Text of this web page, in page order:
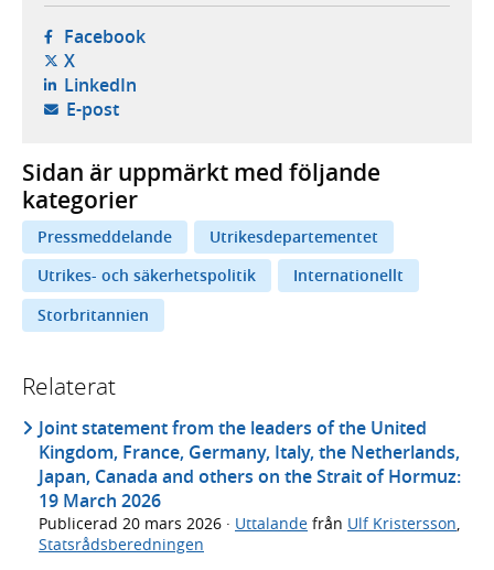
Facebook- öppnas i ny flik, extern webbplats,
X- öppnas i ny flik, extern webbplats,
LinkedIn- öppnas i ny flik, extern webbplats,
E-post- öppnar din e-postklient,
Sidan är uppmärkt med följande
kategorier
Pressmeddelande
Utrikesdepartementet
Utrikes- och säkerhetspolitik
Internationellt
Storbritannien
Relaterat
Joint statement from the leaders of the United
Kingdom, France, Germany, Italy, the Netherlands,
Japan, Canada and others on the Strait of Hormuz:
19 March 2026
Publicerad 20 mars 2026 · Uttalande från Ulf Kristersson,
Statsrådsberedningen